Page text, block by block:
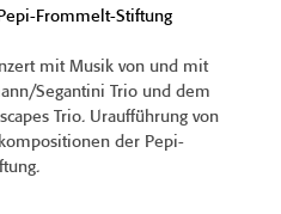
Frommelt-Stiftung
mit Musik von und mit
Segantini Trio und dem
Trio. Uraufführung von
der Pepi-